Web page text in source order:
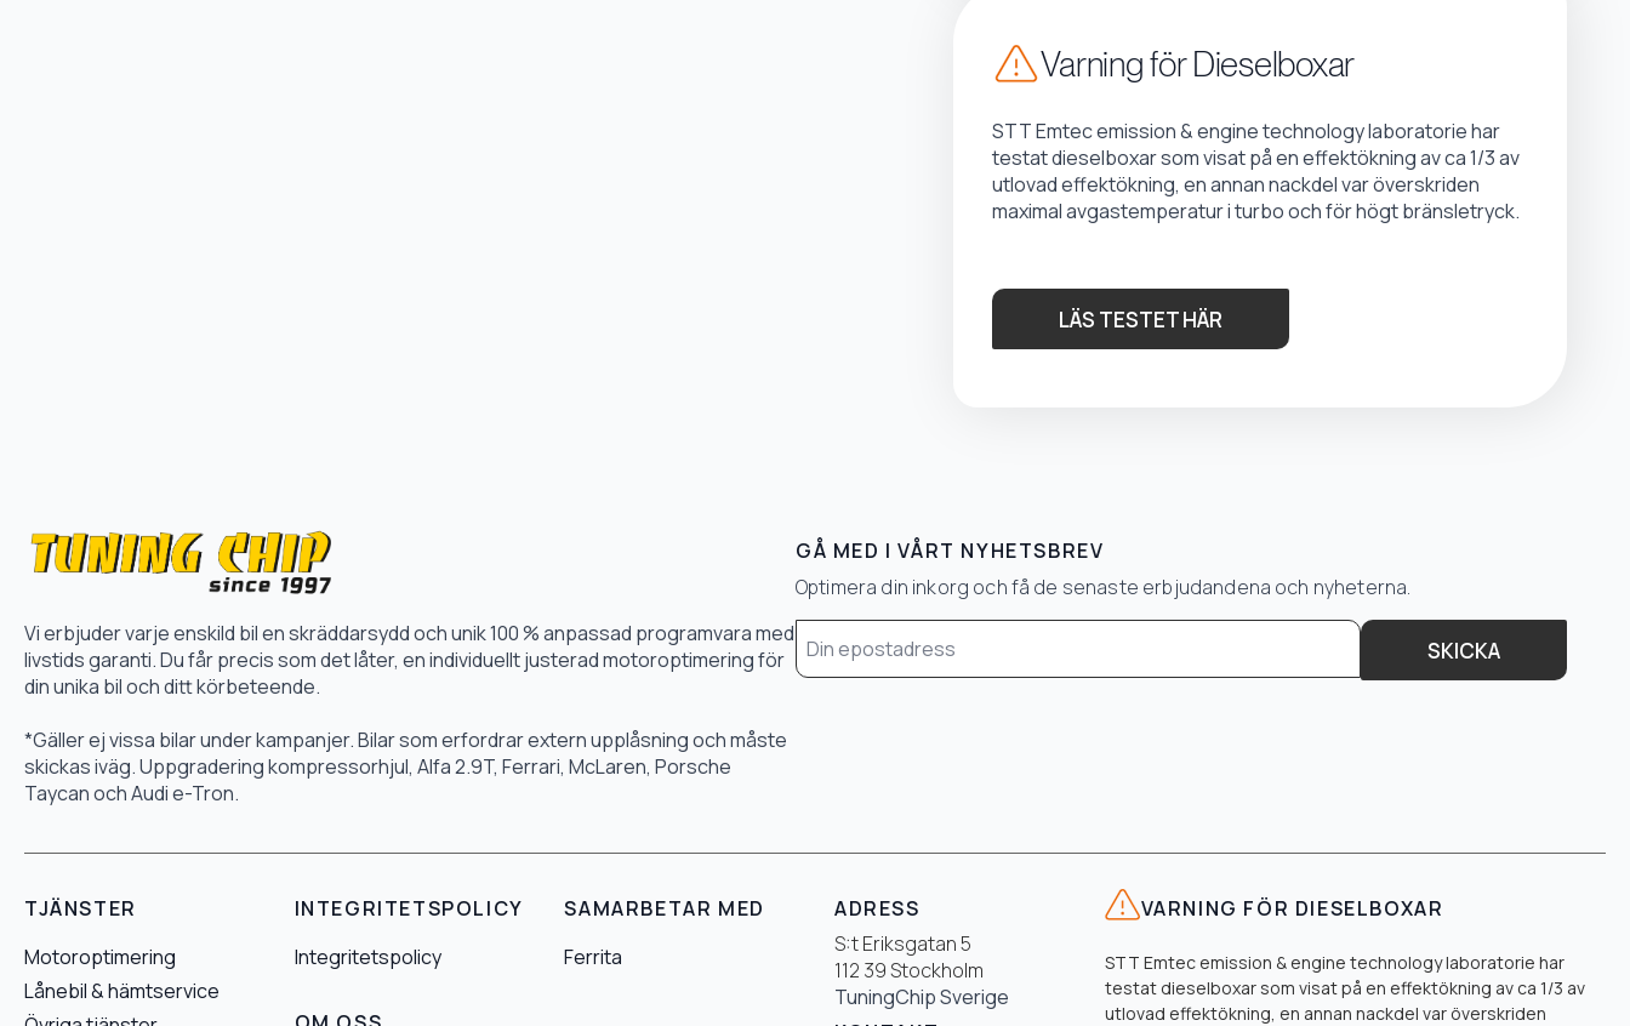
Varning för Dieselboxar
STT Emtec emission & engine technology laboratorie har
testat dieselboxar som visat på en effektökning av ca 1/3 av
utlovad effektökning, en annan nackdel var överskriden
maximal avgastemperatur i turbo och för högt bränsletryck.
LÄS TESTET HÄR
Vi erbjuder varje enskild bil en skräddarsydd och unik 100 % anpassad programvara med
livstids garanti. Du får precis som det låter, en individuellt justerad motoroptimering för
din unika bil och ditt körbeteende.
*Gäller ej vissa bilar under kampanjer. Bilar som erfordrar extern upplåsning och måste
skickas iväg. Uppgradering kompressorhjul, Alfa 2.9T, Ferrari, McLaren, Porsche
Taycan och Audi e-Tron.
GÅ MED I VÅRT NYHETSBREV
Optimera din inkorg och få de senaste erbjudandena och nyheterna.
Email
* SKICKA
TJÄNSTER
Motoroptimering
Lånebil & hämtservice
INTEGRITETSPOLICY
Integritetspolicy
SAMARBETAR MED
Ferrita
ADRESS
S:t Eriksgatan 5
112 39 Stockholm
TuningChip Sverige
VARNING FÖR DIESELBOXAR
STT Emtec emission & engine technology laboratorie har
testat dieselboxar som visat på en effektökning av ca 1/3 av
utlovad effektökning, en annan nackdel var överskriden